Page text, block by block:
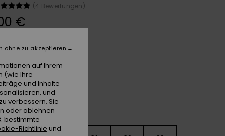
(4 Bewertungen)
€
Black
auf Ihrem
(wie Ihre
und Inhalte
und
verbessern. Sie
oder ablehnen
bestimmte
Richtlinie und
ohne zu akzeptieren